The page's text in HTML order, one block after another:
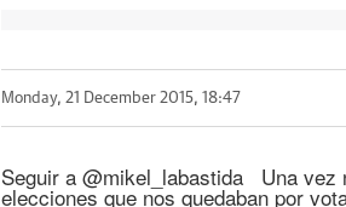
Monday, 21 December 2015, 18:47
Seguir a @mikel_labastida Una vez
elecciones que nos quedaban por